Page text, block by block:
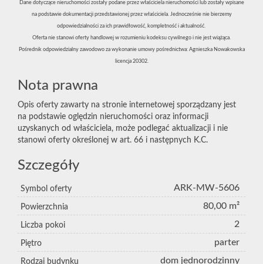
Dane dotyczące nieruchomości zostały podane przez właściciela nieruchomości lub zostały wpisane
na podstawie dokumentacji przedstawionej przez właściciela. Jednocześnie nie bierzemy
odpowiedzialności za ich prawidłowość, kompletność i aktualność.
Oferta nie stanowi oferty handlowej w rozumieniu kodeksu cywilnego i nie jest wiążąca.
Pośrednik odpowiedzialny zawodowo za wykonanie umowy pośrednictwa: Agnieszka Nowakowska
licencja 20302.
Nota prawna
Opis oferty zawarty na stronie internetowej sporządzany jest
na podstawie oględzin nieruchomości oraz informacji
uzyskanych od właściciela, może podlegać aktualizacji i nie
stanowi oferty określonej w art. 66 i następnych K.C.
Szczegóły
Symbol oferty ARK-MW-5606
Powierzchnia 80,00 m²
Liczba pokoi 2
Piętro parter
Rodzaj budynku dom jednorodzinny